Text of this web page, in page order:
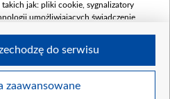
000 000,00 PLN
jak: pliki cookie, sygnalizatory
umożliwiających świadczenie
odwiedzania przez Ciebie
zaawansowane
do serwisu